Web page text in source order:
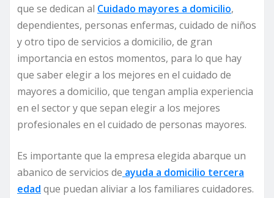
que se dedican al Cuidado mayores a domicilio,
dependientes, personas enfermas, cuidado de niños
y otro tipo de servicios a domicilio, de gran
importancia en estos momentos, para lo que hay
que saber elegir a los mejores en el cuidado de
mayores a domicilio, que tengan amplia experiencia
en el sector y que sepan elegir a los mejores
profesionales en el cuidado de personas mayores.
Es importante que la empresa elegida abarque un
abanico de servicios de ayuda a domicilio tercera
edad que puedan aliviar a los familiares cuidadores.